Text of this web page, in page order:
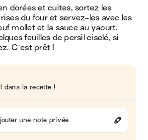
dorées et cuites, sortez les
du four et servez-les avec les
mollet et la sauce au yaourt.
feuilles de persil ciselé, si
C'est prêt !
dans la recette !
une note privée